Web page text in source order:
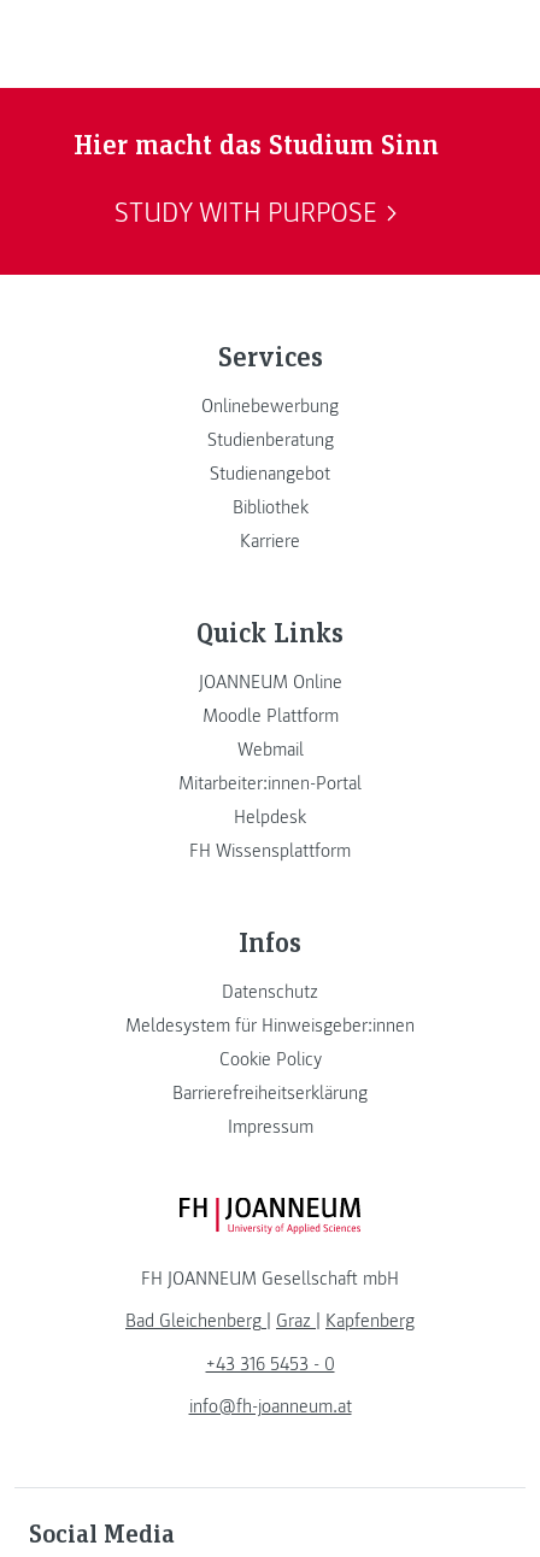
Hier macht das Studium Sinn
STUDY WITH PURPOSE
Services
Onlinebewerbung
Studienberatung
Studienangebot
Bibliothek
Karriere
Quick Links
JOANNEUM Online
Moodle Plattform
Webmail
Mitarbeiter:innen-Portal
Helpdesk
FH Wissensplattform
Infos
Datenschutz
Meldesystem für Hinweisgeber:innen
Cookie Policy
Barrierefreiheitserklärung
Impressum
FH JOANNEUM Logo
FH JOANNEUM Gesellschaft mbH
Bad Gleichenberg
Graz
Kapfenberg
+43 316 5453 - 0
info@fh-joanneum.at
Social Media